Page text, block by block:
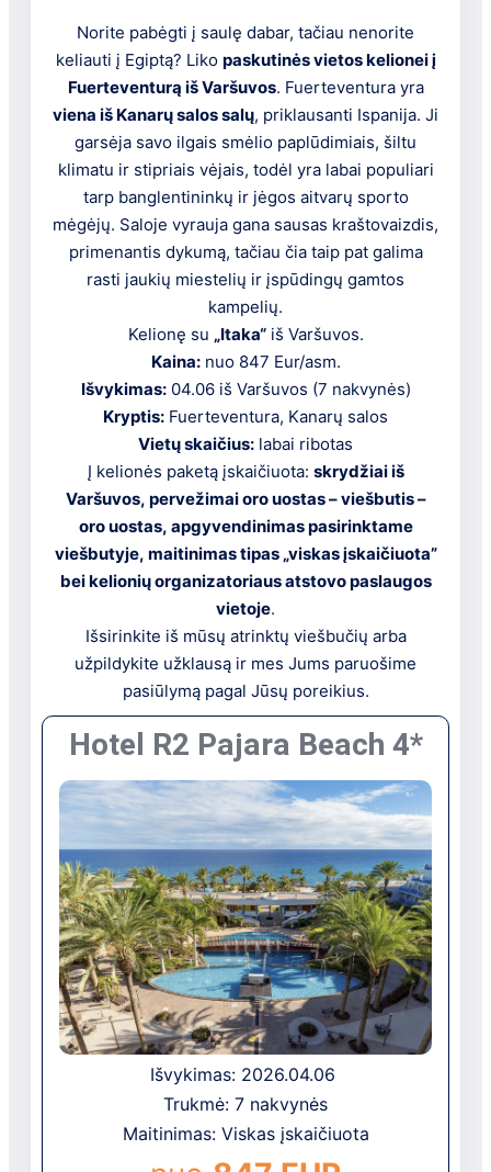
Norite pabėgti į saulę dabar, tačiau nenorite
keliauti į Egiptą? Liko paskutinės vietos kelionei į
Fuerteventurą iš Varšuvos. Fuerteventura yra
viena iš Kanarų salos salų, priklausanti Ispanija. Ji
garsėja savo ilgais smėlio paplūdimiais, šiltu
klimatu ir stipriais vėjais, todėl yra labai populiari
tarp banglentininkų ir jėgos aitvarų sporto
mėgėjų. Saloje vyrauja gana sausas kraštovaizdis,
primenantis dykumą, tačiau čia taip pat galima
rasti jaukių miestelių ir įspūdingų gamtos
kampelių.
Kelionę su „Itaka“iš Varšuvos.
Kaina:nuo 847 Eur/asm.
Išvykimas:04.06 iš Varšuvos (7 nakvynės)
Kryptis: Fuerteventura, Kanarų salos
Vietų skaičius: labai ribotas
Į kelionės paketą įskaičiuota: skrydžiai iš
Varšuvos, pervežimai oro uostas – viešbutis –
oro uostas, apgyvendinimas pasirinktame
viešbutyje, maitinimas tipas „viskas įskaičiuota”
bei kelionių organizatoriaus atstovo paslaugos
vietoje.
Išsirinkite iš mūsų atrinktų viešbučių arba
užpildykite užklausą ir mes Jums paruošime
pasiūlymą pagal Jūsų poreikius.
Hotel R2 Pajara Beach4*
Išvykimas: 2026.04.06
Trukmė: 7 nakvynės
Maitinimas: Viskas įskaičiuota